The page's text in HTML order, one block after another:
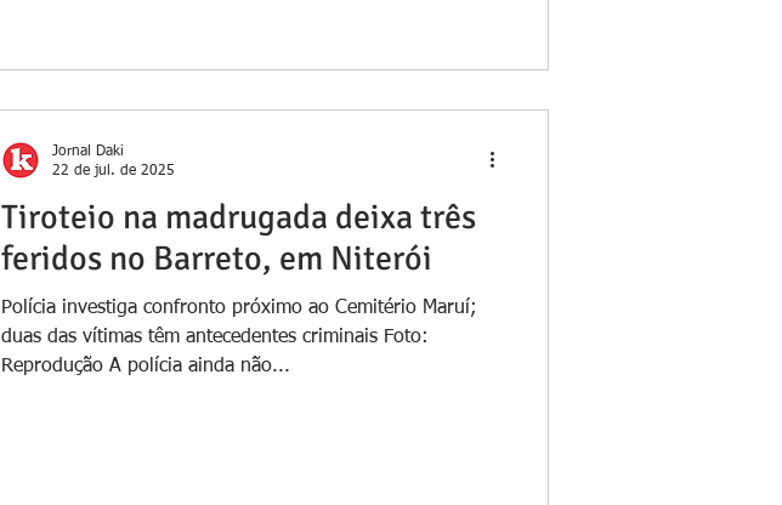
Tiroteio na madrugada deixa três
feridos no Barreto, em Niterói
Polícia investiga confronto próximo ao Cemitério Maruí;
duas das vítimas têm antecedentes criminais Foto:
Reprodução A polícia ainda não...
Jornal Daki
22 de jul. de 2025